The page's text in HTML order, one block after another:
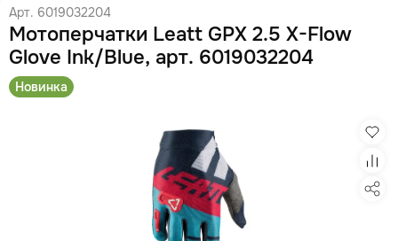
Арт. 6019032204
Мотоперчатки Leatt GPX 2.5 X-Flow
Glove Ink/Blue, арт. 6019032204
Новинка